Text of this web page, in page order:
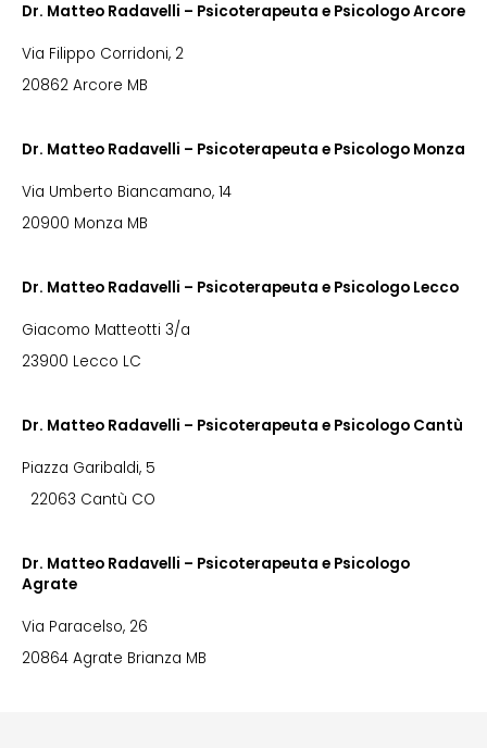
Dr. Matteo Radavelli – Psicoterapeuta e Psicologo Arcore
Via Filippo Corridoni, 2
20862 Arcore MB
Dr. Matteo Radavelli – Psicoterapeuta e Psicologo Monza
Via Umberto Biancamano, 14
20900 Monza MB
Dr. Matteo Radavelli – Psicoterapeuta e Psicologo Lecco
Giacomo Matteotti 3/a
23900 Lecco LC
Dr. Matteo Radavelli – Psicoterapeuta e Psicologo Cantù
Piazza Garibaldi, 5
22063 Cantù CO
Dr. Matteo Radavelli – Psicoterapeuta e Psicologo
Agrate
Via Paracelso, 26
20864 Agrate Brianza MB